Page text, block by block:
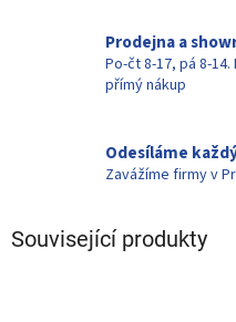
Prodejna a
Po-čt 8-17, pá 8-
přímý nákup
Odesíláme
Zavážíme firmy v
Související produkty